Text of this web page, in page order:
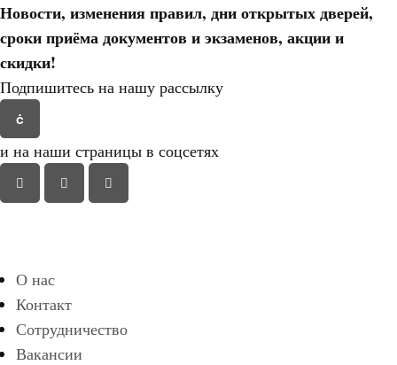
Новости, изменения правил, дни открытых дверей,
сроки приёма документов и экзаменов, акции и
скидки!
Подпишитесь на нашу рассылку
и на наши страницы в соцсетях
О нас
Контакт
Сотрудничество
Вакансии